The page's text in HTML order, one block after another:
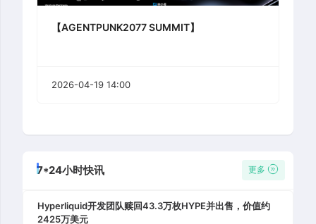
【AGENTPUNK2077 SUMMIT】
2026-04-19 14:00
7*24小时快讯 更多
Hyperliquid开发团队赎回43.3万枚HYPE并出售，价值约
2425万美元